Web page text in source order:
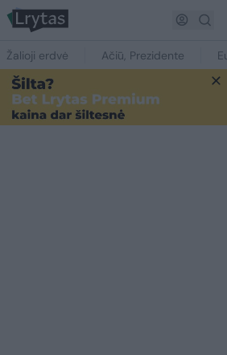
Žalioji erdvė Ačiū, Prezidente